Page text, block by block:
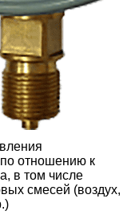
отношению к
в том числе
смесей (воздух,